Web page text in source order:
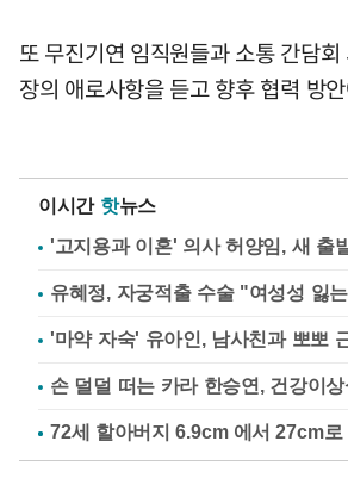
또 무진기연 임직원들과 소통 간담
장의 애로사항을 듣고 향후 협력 방
이시간 핫뉴스
'고지용과 이혼' 의사 허양임, 새 출
유혜정, 자궁적출 수술 "여성성 잃
'마약 자숙' 유아인, 남사친과 뽀뽀
손 덜덜 떠는 카라 한승연, 건강이